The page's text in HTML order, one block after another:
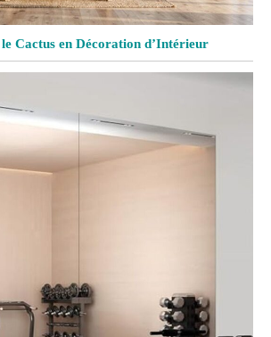
Cactus en Décoration d’Intérieur